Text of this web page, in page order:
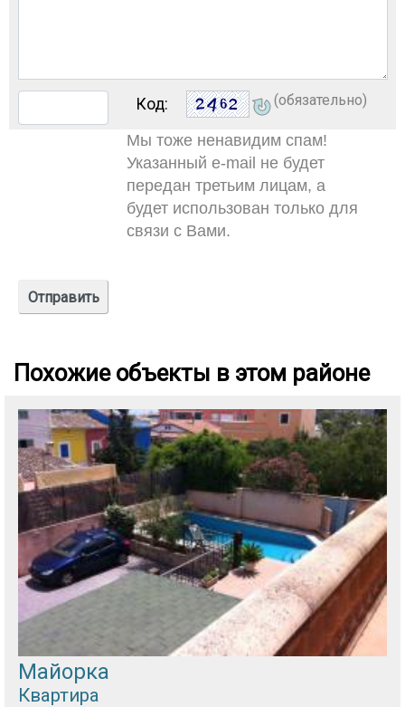
Код: (обязательно)
Мы тоже ненавидим спам!
Указанный e-mail не будет
передан третьим лицам, а
будет использован только для
связи с Вами.
Похожие объекты в этом районе
Майорка
Квартира